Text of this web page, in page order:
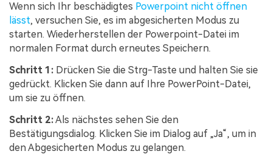
Wenn sich Ihr beschädigtes Powerpoint nicht öffnen
lässt, versuchen Sie, es im abgesicherten Modus zu
starten. Wiederherstellen der Powerpoint-Datei im
normalen Format durch erneutes Speichern.
Schritt 1: Drücken Sie die Strg-Taste und halten Sie sie
gedrückt. Klicken Sie dann auf Ihre PowerPoint-Datei,
um sie zu öffnen.
Schritt 2:Als nächstes sehen Sie den
Bestätigungsdialog. Klicken Sie im Dialog auf „Ja“, um in
den Abgesicherten Modus zu gelangen.